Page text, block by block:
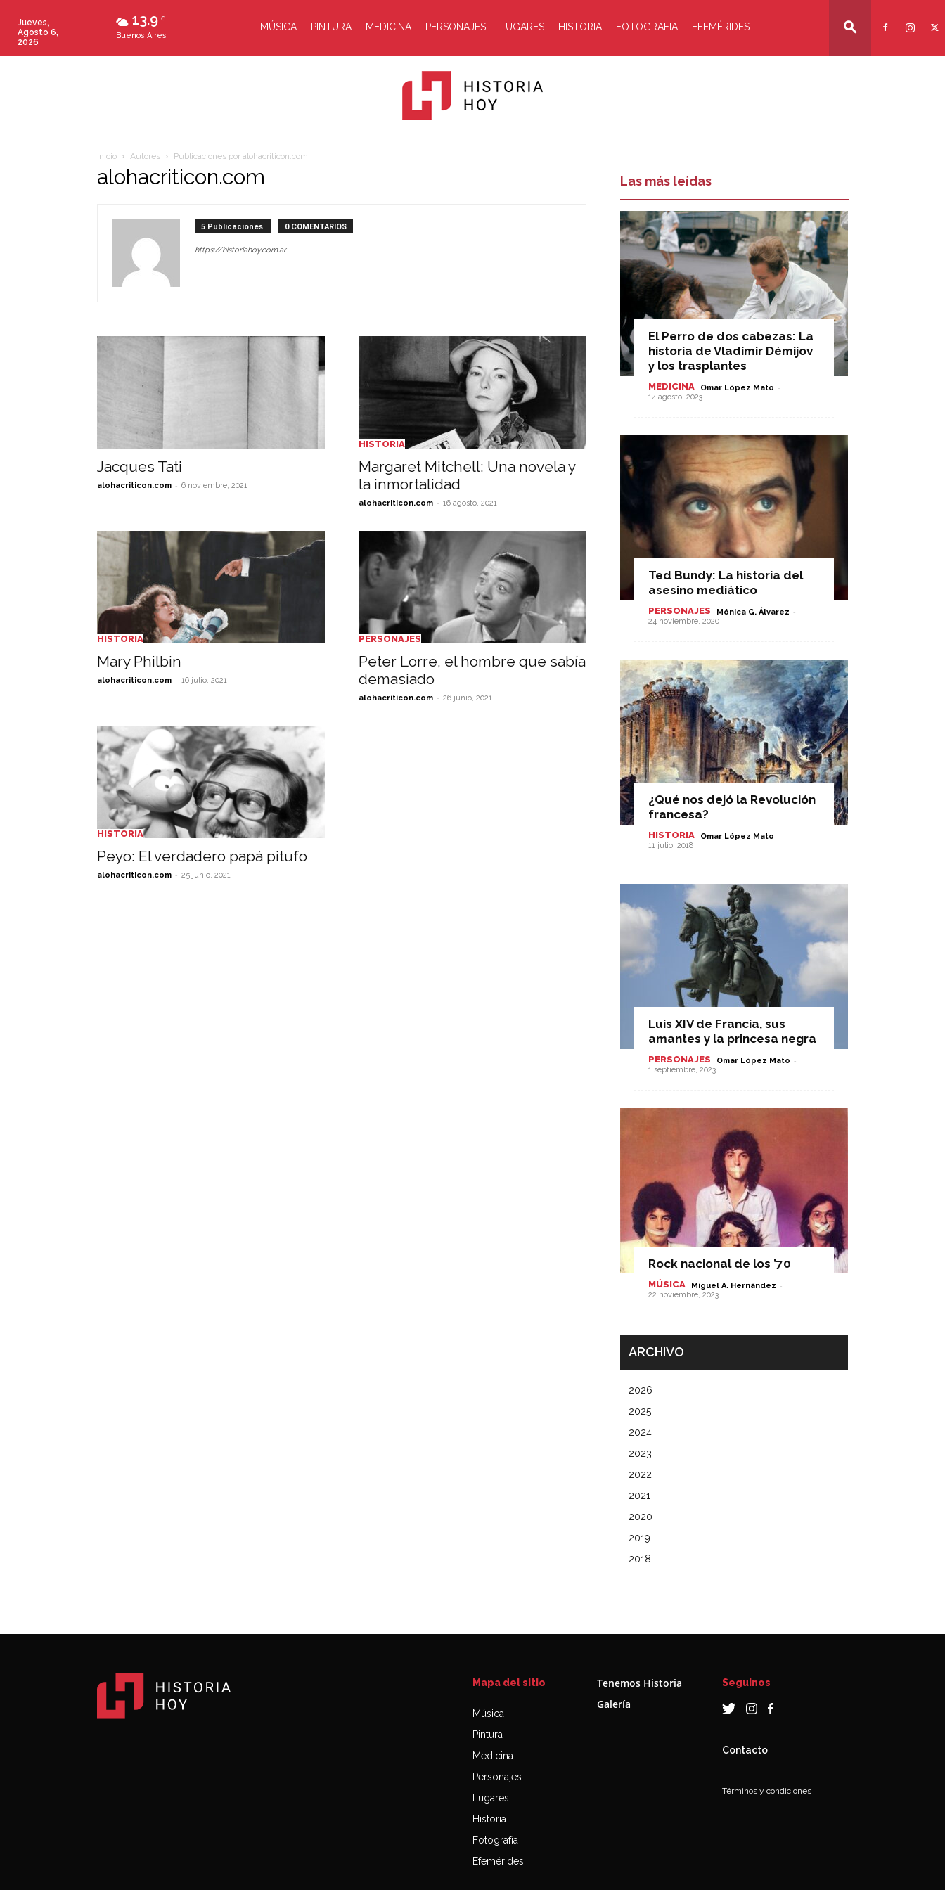
13.9 C
Buenos Aires
Jueves,
Agosto 6,
2026
MÚSICA PINTURA MEDICINA PERSONAJES LUGARES HISTORIA FOTOGRAFIA EFEMÉRIDES
Inicio Autores Publicaciones por alohacriticon.com
alohacriticon.com
5 Publicaciones 0 COMENTARIOS
https://historiahoy.com.ar
Jacques Tati
alohacriticon.com - 6 noviembre, 2021
HISTORIA
Margaret Mitchell: Una novela y
la inmortalidad
alohacriticon.com - 16 agosto, 2021
HISTORIA
Mary Philbin
alohacriticon.com - 16 julio, 2021
PERSONAJES
Peter Lorre, el hombre que sabía
demasiado
alohacriticon.com - 26 junio, 2021
HISTORIA
Peyo: El verdadero papá pitufo
alohacriticon.com - 25 junio, 2021
Las más leídas
El Perro de dos cabezas: La
historia de Vladímir Démijov
y los trasplantes
MEDICINA Omar López Mato -
14 agosto, 2023
Ted Bundy: La historia del
asesino mediático
PERSONAJES Mónica G. Álvarez -
24 noviembre, 2020
¿Qué nos dejó la Revolución
francesa?
HISTORIA Omar López Mato -
11 julio, 2018
Luis XIV de Francia, sus
amantes y la princesa negra
PERSONAJES Omar López Mato -
1 septiembre, 2023
Rock nacional de los ’70
MÚSICA Miguel A. Hernández -
22 noviembre, 2023
ARCHIVO
2026
2025
2024
2023
2022
2021
2020
2019
2018
Mapa del sitio
Música
Pintura
Medicina
Personajes
Lugares
Historia
Fotografía
Efemérides
Tenemos Historia
Galería
Seguinos
Contacto
Términos y condiciones